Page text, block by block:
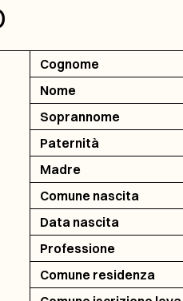
Cognome
Nome
Soprannome
Paternità
Madre
Comune nascita
Data nascita
Professione
Comune residenza